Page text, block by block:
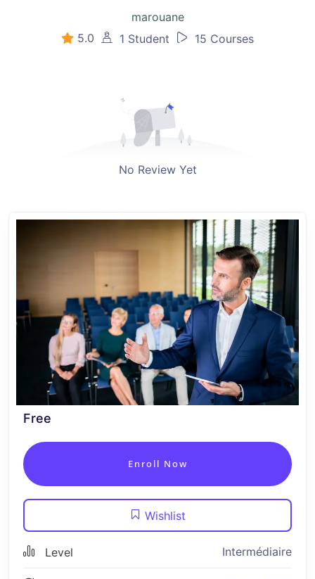
marouane
5.0
1 Student 15 Courses
No Review Yet
Free
Enroll Now
Wishlist
Level Intermédiaire